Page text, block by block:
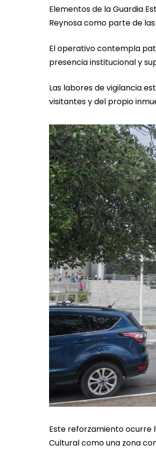
Elementos de la Guardia
Reynosa como parte de
El operativo contempla
presencia institucional y
Las labores de vigilancia
visitantes y del propio
Este reforzamiento ocurre
Cultural como una zona